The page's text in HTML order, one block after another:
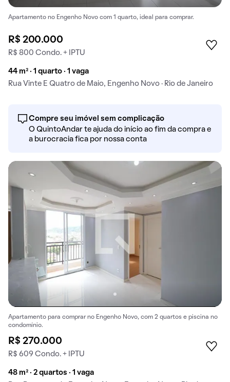
Apartamento no Engenho Novo com 1 quarto, ideal para comprar.
R$ 200.000
R$ 800 Condo. + IPTU
44 m² · 1 quarto · 1 vaga
Rua Vinte E Quatro de Maio, Engenho Novo · Rio de Janeiro
Compre seu imóvel sem complicação
O QuintoAndar te ajuda do início ao fim da compra e
a burocracia fica por nossa conta
Apartamento para comprar no Engenho Novo, com 2 quartos e piscina no
condomínio.
R$ 270.000
R$ 609 Condo. + IPTU
48 m² · 2 quartos · 1 vaga